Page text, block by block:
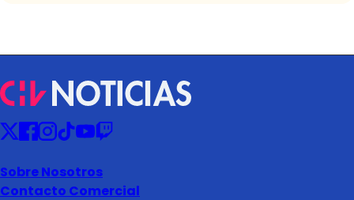
Sobre Nosotros
Contacto Comercial